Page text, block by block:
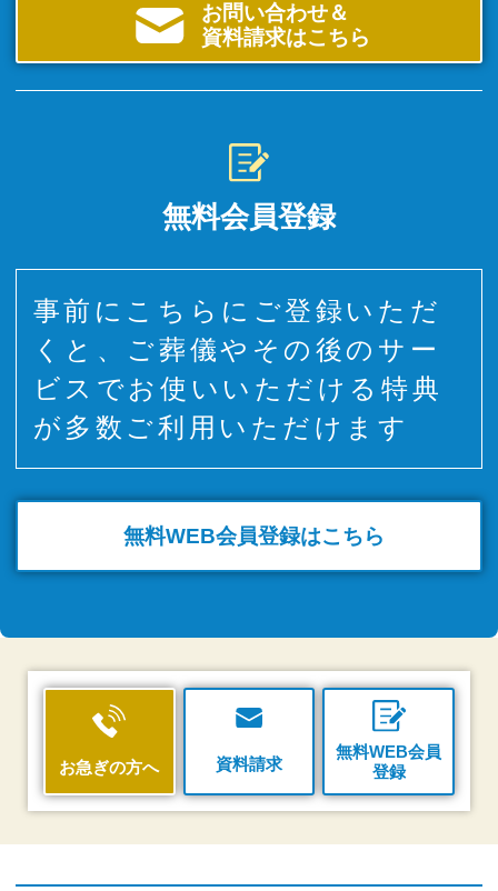
お問い合わせ＆
資料請求はこちら
無料会員登録
事前にこちらにご登録いただ
くと、ご葬儀やその後のサー
ビスでお使いいただける特典
が多数ご利用いただけます
無料WEB会員登録はこちら
お急ぎの方へ 資料請求
無料WEB会員
登録